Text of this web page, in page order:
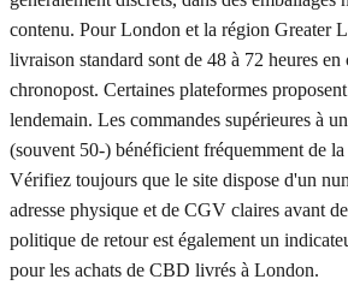
contenu. Pour London et la région Greater
livraison standard sont de 48 à 72 heures en
chronopost. Certaines plateformes
lendemain. Les commandes supérieures à
(souvent 50-) bénéficient fréquemment de
Vérifiez toujours que le site dispose d'un
adresse physique et de CGV claires avant
politique de retour est également un
pour les achats de CBD livrés à London.